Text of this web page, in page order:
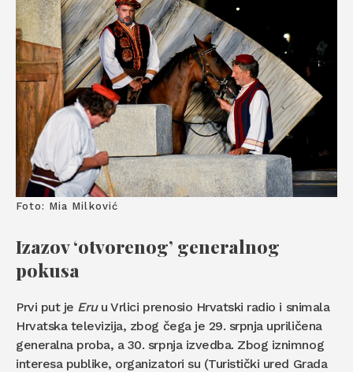
Foto: Mia Milković
Izazov ‘otvorenog’ generalnog
pokusa
Prvi put je Eruu Vrlici prenosio Hrvatski radio i snimala
Hrvatska televizija, zbog čega je 29. srpnja upriličena
generalna proba, a 30. srpnja izvedba. Zbog iznimnog
interesa publike, organizatori su (Turistički ured Grada